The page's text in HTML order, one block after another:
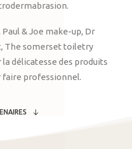
& Joe make-up, Dr
The somerset toiletry
délicatesse des produits
faire professionnel.